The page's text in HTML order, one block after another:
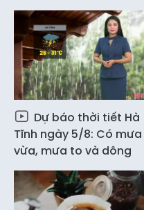
Dự báo thời tiết Hà
Tĩnh ngày 5/8: Có mưa
vừa, mưa to và dông